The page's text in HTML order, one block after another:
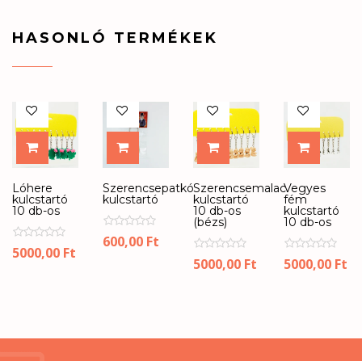
HASONLÓ TERMÉKEK
KOSÁRBA
Lóhere
kulcstartó
10 db-os
5000,00 Ft
KOSÁRBA
Szerencsepatkó
kulcstartó
600,00 Ft
KOSÁRBA
Szerencsemalac
kulcstartó
10 db-os
(bézs)
5000,00 Ft
SELECT
Vegyes
fém
kulcstartó
10 db-os
5000,00 Ft